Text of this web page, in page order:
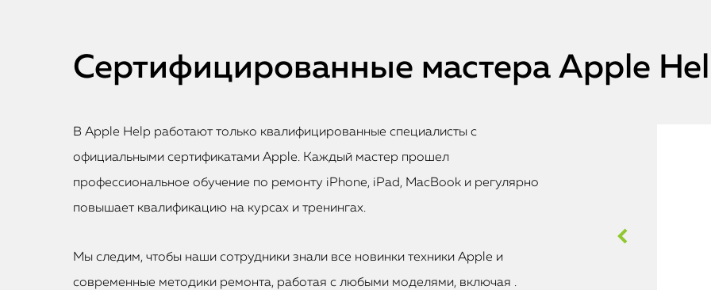
Сертифицированные мастера Apple
В Apple Help работают только квалифицированные специалисты с
официальными сертификатами Apple. Каждый мастер прошел
профессиональное обучение по ремонту iPhone, iPad, MacBook и регулярно
повышает квалификацию на курсах и тренингах.
Мы следим, чтобы наши сотрудники знали все новинки техники Apple и
современные методики ремонта, работая с любыми моделями, включая .